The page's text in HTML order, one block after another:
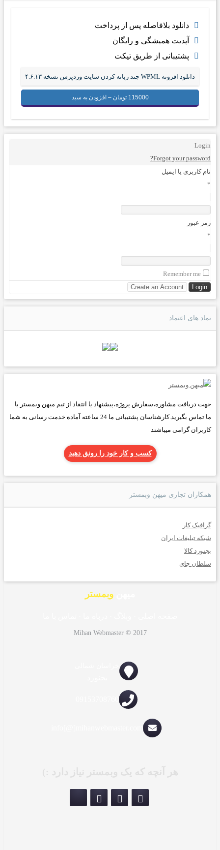
دانلود بلافاصله پس از پرداخت
آپدیت همیشگی و رایگان
پشتیبانی از طریق تیکت
دانلود افزونه WPML چند زبانه کردن سایت وردپرس نسخه ۴.۶.۱۳
115000 تومان – افزودن به سبد
Login
Forgot your password?
نام کاربری یا ایمیل
*
رمز عبور
*
Remember me
نماد های اعتماد
جهت دریافت مشاوره،سفارش پروژه،پیشنهاد یا انتقاد از تیم میهن وبمستر با
ما تماس بگیرید.کارشناسان پشتیبانی ما 24 ساعته آماده خدمت رسانی به شما
کاربران گرامی میباشند
کسب و کار خود را رونق دهید
همکاران تجاری میهن وبمستر
گرافیک کار
شبکه تبلیغات ایران
بجنورد کالا
سلطان چای
وبمستر
Mihan Webmaster © 2017